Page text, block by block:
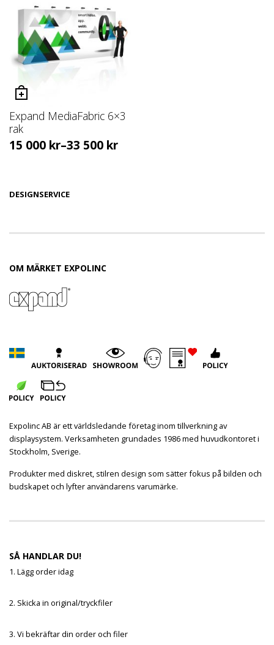
Expand MediaFabric 6×3
rak
15 000 kr–33 500 kr
DESIGNSERVICE
OM MÄRKET EXPOLINC
Expolinc AB är ett världsledande företag inom tillverkning av
displaysystem. Verksamheten grundades 1986 med huvudkontoret i
Stockholm, Sverige.
Produkter med diskret, stilren design som sätter fokus på bilden och
budskapet och lyfter användarens varumärke.
SÅ HANDLAR DU!
1. Lägg order idag
2. Skicka in original/tryckfiler
3. Vi bekräftar din order och filer